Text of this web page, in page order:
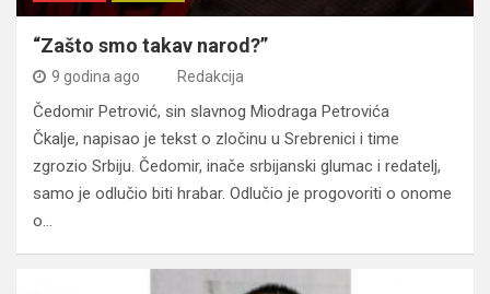
“Zašto smo takav narod?”
9 godina ago Redakcija
Čedomir Petrović, sin slavnog Miodraga Petrovića
Čkalje, napisao je tekst o zločinu u Srebrenici i time
zgrozio Srbiju. Čedomir, inače srbijanski glumac i redatelj,
samo je odlučio biti hrabar. Odlučio je progovoriti o onome
o…